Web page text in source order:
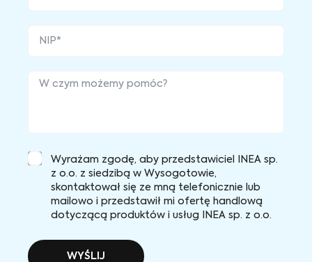
Wyrażam zgodę, aby przedstawiciel INEA sp.
z o.o. z siedzibą w Wysogotowie,
skontaktował się ze mną telefonicznie lub
mailowo i przedstawił mi ofertę handlową
dotyczącą produktów i usług INEA sp. z o.o.
WYŚLIJ